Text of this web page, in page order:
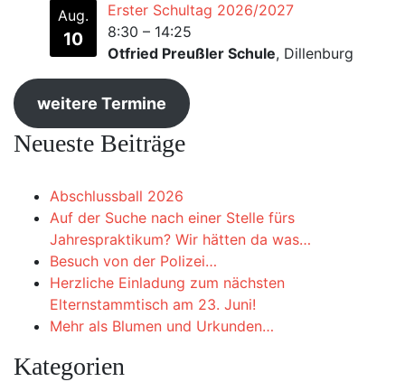
Aug.
10
Erster Schultag 2026/2027
8:30 – 14:25
Otfried Preußler Schule, Dillenburg
weitere Termine
Neueste Beiträge
Abschlussball 2026
Auf der Suche nach einer Stelle fürs
Jahrespraktikum? Wir hätten da was…
Besuch von der Polizei…
Herzliche Einladung zum nächsten
Elternstammtisch am 23. Juni!
Mehr als Blumen und Urkunden…
Kategorien